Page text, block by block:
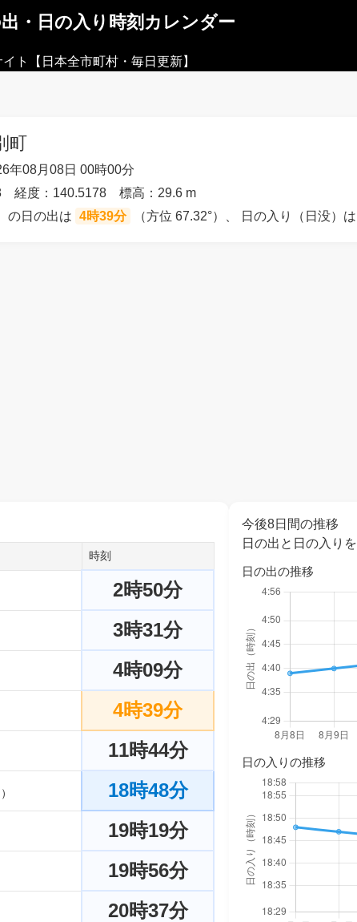
・日の入り時刻カレンダー
ト【日本全市町村・毎日更新】
町
年08月08日 00時00分
経度：140.5178 標高：29.6 m
の日の出は 4時39分 （方位 67.32°）、 日の入り（日没）は
時刻
2時50分
3時31分
4時09分
4時39分
11時44分
18時48分
19時19分
19時56分
20時37分
今後8日間の推移
日の出と日の入り
日の出の推移
日の入りの推移